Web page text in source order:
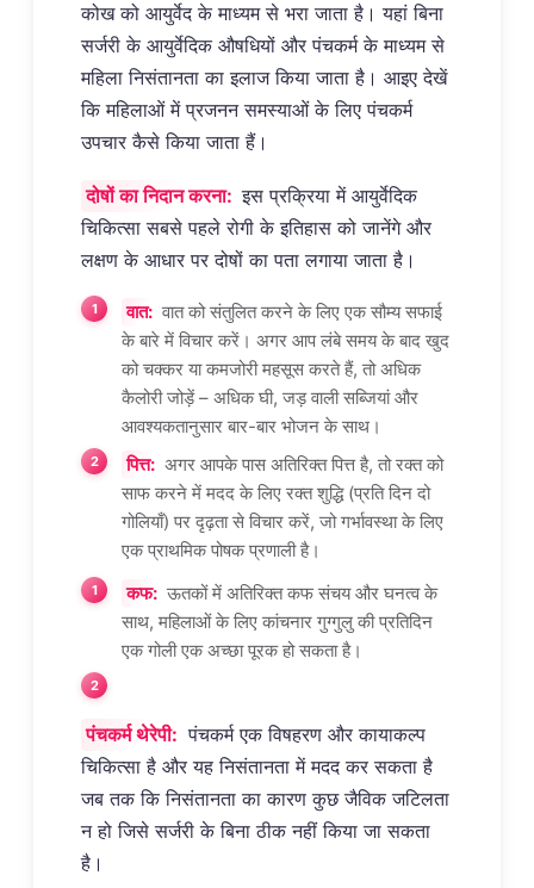
कोख को आयुर्वेद के माध्यम से भरा जाता है। यहां बिना
सर्जरी के आयुर्वेदिक औषधियों और पंचकर्म के माध्यम से
महिला निसंतानता का इलाज किया जाता है। आइए देखें
कि महिलाओं में प्रजनन समस्याओं के लिए पंचकर्म
उपचार कैसे किया जाता हैं।
दोषों का निदान करना: इस प्रक्रिया में आयुर्वेदिक
चिकित्सा सबसे पहले रोगी के इतिहास को जानेंगे और
लक्षण के आधार पर दोषों का पता लगाया जाता है।
वात: वात को संतुलित करने के लिए एक सौम्य सफाई
के बारे में विचार करें। अगर आप लंबे समय के बाद खुद
को चक्कर या कमजोरी महसूस करते हैं, तो अधिक
कैलोरी जोड़ें – अधिक घी, जड़ वाली सब्जियां और
आवश्यकतानुसार बार-बार भोजन के साथ।
पित्त: अगर आपके पास अतिरिक्त पित्त है, तो रक्त को
साफ करने में मदद के लिए रक्त शुद्धि (प्रति दिन दो
गोलियाँ) पर दृढ़ता से विचार करें, जो गर्भावस्था के लिए
एक प्राथमिक पोषक प्रणाली है।
कफ: ऊतकों में अतिरिक्त कफ संचय और घनत्व के
साथ, महिलाओं के लिए कांचनार गुग्गुलु की प्रतिदिन
एक गोली एक अच्छा पूरक हो सकता है।
पंचकर्म थेरेपी: पंचकर्म एक विषहरण और कायाकल्प
चिकित्सा है और यह निसंतानता में मदद कर सकता है
जब तक कि निसंतानता का कारण कुछ जैविक जटिलता
न हो जिसे सर्जरी के बिना ठीक नहीं किया जा सकता
है।